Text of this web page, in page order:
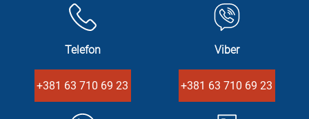
Telefon
+381 63 710 69 23
Viber
+381 63 710 69 23